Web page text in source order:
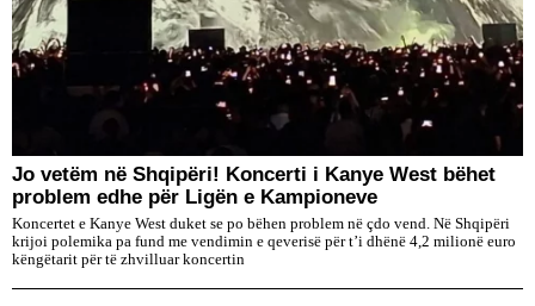
Jo vetëm në Shqipëri! Koncerti i Kanye West bëhet
problem edhe për Ligën e Kampioneve
Koncertet e Kanye West duket se po bëhen problem në çdo vend. Në Shqipëri
krijoi polemika pa fund me vendimin e qeverisë për t’i dhënë 4,2 milionë euro
këngëtarit për të zhvilluar koncertin